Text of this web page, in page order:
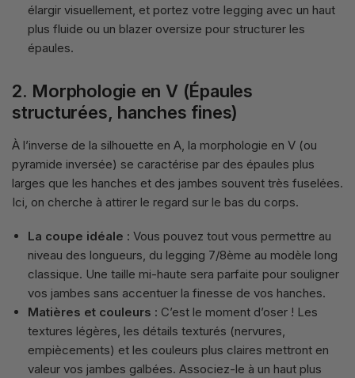
élargir visuellement, et portez votre legging avec un haut
plus fluide ou un blazer oversize pour structurer les
épaules.
2. Morphologie en V (Épaules
structurées, hanches fines)
À l’inverse de la silhouette en A, la morphologie en V (ou
pyramide inversée) se caractérise par des épaules plus
larges que les hanches et des jambes souvent très fuselées.
Ici, on cherche à attirer le regard sur le bas du corps.
La coupe idéale : Vous pouvez tout vous permettre au
niveau des longueurs, du legging 7/8ème au modèle long
classique. Une taille mi-haute sera parfaite pour souligner
vos jambes sans accentuer la finesse de vos hanches.
Matières et couleurs : C’est le moment d’oser ! Les
textures légères, les détails texturés (nervures,
empiècements) et les couleurs plus claires mettront en
valeur vos jambes galbées. Associez-le à un haut plus